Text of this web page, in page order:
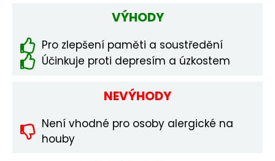
VÝHODY
Pro zlepšení paměti a soustředění
Účinkuje proti depresím a úzkostem
NEVÝHODY
Není vhodné pro osoby alergické na
houby